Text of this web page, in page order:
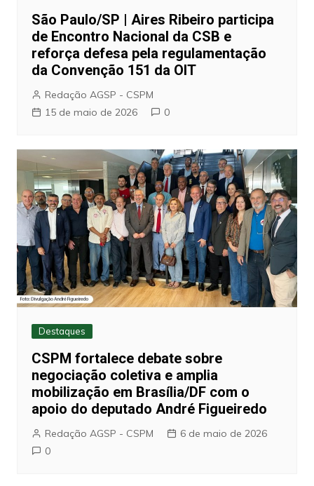
São Paulo/SP | Aires Ribeiro participa
de Encontro Nacional da CSB e
reforça defesa pela regulamentação
da Convenção 151 da OIT
Redação AGSP - CSPM
15 de maio de 2026
0
Destaques
CSPM fortalece debate sobre
negociação coletiva e amplia
mobilização em Brasília/DF com o
apoio do deputado André Figueiredo
Redação AGSP - CSPM
6 de maio de 2026
0